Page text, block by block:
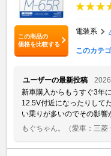
この商品の
価格を比較する
電装系
このカテ
ユーザーの最新投稿
新車購入からもうすぐ3年
12.5V付近になったりして
い乗りが多いのでその影
もぐちゃん。
（愛車：三菱